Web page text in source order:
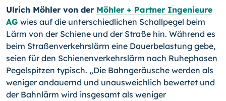
Ulrich Möhler von der Möhler + Partner Ingenieure
AG wies auf die unterschied­lichen Schallpegel beim
Lärm von der Schiene und der Straße hin. Während es
beim Straßenverkehrslärm eine Dauerbelastung gebe,
seien für den Schienenverkehrslärm nach Ruhephasen
Pegelspitzen typisch. „Die Bahngeräusche werden als
weniger andauernd und unausweichlich bewertet und
der Bahnlärm wird insgesamt als weniger